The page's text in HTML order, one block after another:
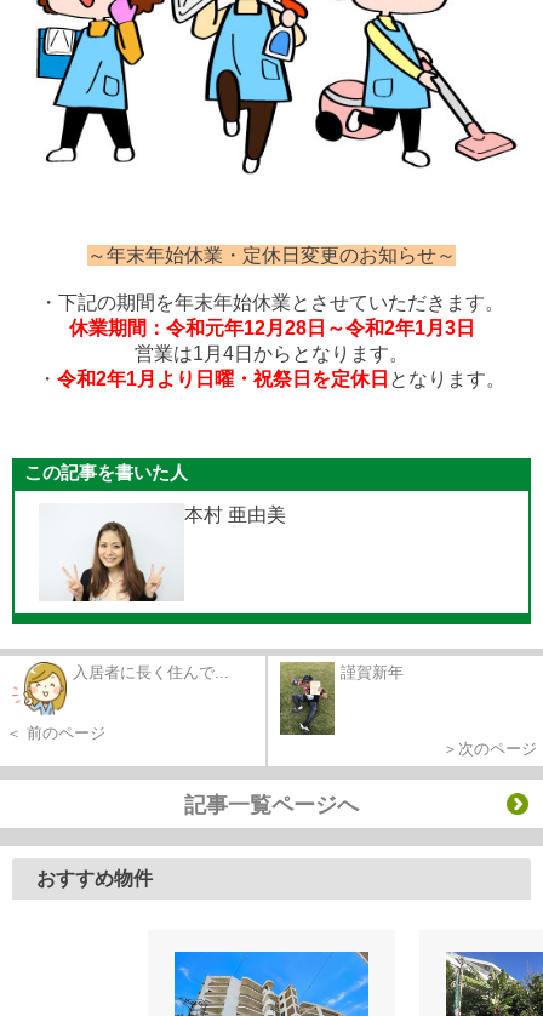
～年末年始休業・定休日変更のお知らせ～
・下記の期間を年末年始休業とさせていただきます。
休業期間：令和元年12月28日～令和2年1月3日
営業は1月4日からとなります。
・ 令和2年1月より日曜・祝祭日を定休日 となります。
この記事を書いた人
本村 亜由美
入居者に長く住んで...
＜ 前のページ
謹賀新年
＞次のページ
記事一覧ページへ
おすすめ物件